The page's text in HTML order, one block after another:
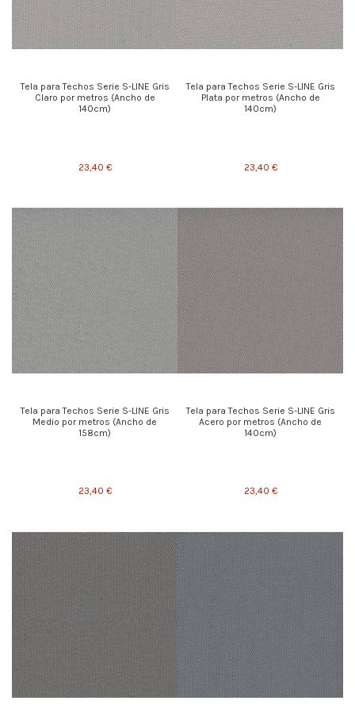
Tela para Techos Serie S-LINE Gris
Claro por metros (Ancho de
140cm)
23,40 €
Tela para Techos Serie S-LINE Gris
Plata por metros (Ancho de
140cm)
23,40 €
Tela para Techos Serie S-LINE Gris
Medio por metros (Ancho de
158cm)
23,40 €
Tela para Techos Serie S-LINE Gris
Acero por metros (Ancho de
140cm)
23,40 €